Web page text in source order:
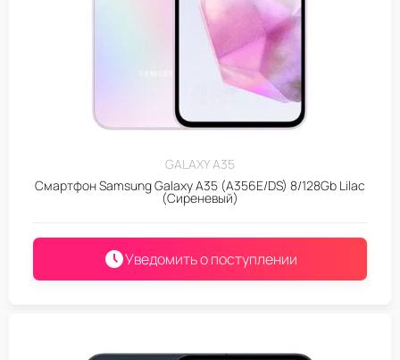
GALAXY A35
Смартфон Samsung Galaxy A35 (A356E/DS) 8/128Gb Lilac
(Сиреневый)
Уведомить о поступлении